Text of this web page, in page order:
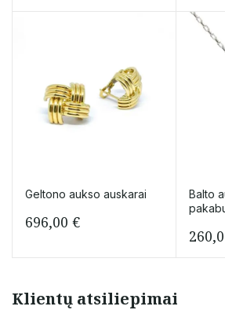
Geltono aukso auskarai
696,00 €
Balto
Klientų atsiliepimai